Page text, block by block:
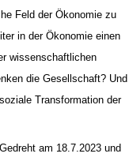
Feld der Ökonomie zu
in der Ökonomie einen
wissenschaftlichen
die Gesellschaft? Und
Transformation der
am 18.7.2023 und